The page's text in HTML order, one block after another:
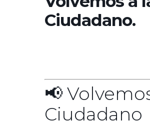
Ciudadano.
📢
Ciudadano